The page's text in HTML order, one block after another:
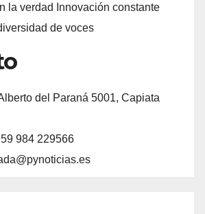
la verdad Innovación constante
de voces
del Paraná 5001, Capiata
984 229566